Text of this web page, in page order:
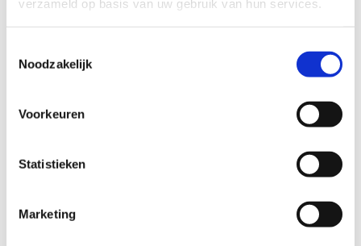
verzameld op basis van uw gebruik van hun services.
Noodzakelijk
Voorkeuren
Statistieken
Marketing
procesdocumenten op het gebied van
informatiebeveiliging.
Je kunt goed samenwerken met verschillende
Je hebt affiniteit met IT en begrijpt vaktermen in het
Ervaring binnen de (gemeentelijke) overheid is een pré.
Minimaal HBO werk- en denkniveau.